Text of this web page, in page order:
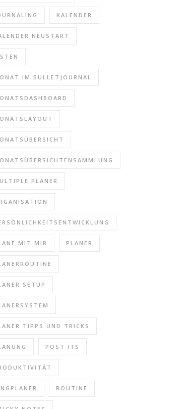
KALENDER
NEUSTART
IM BULLETJOURNAL
PLANER
MIT MIR PLANER
SETUP
TIPPS UND TRICKS
POST ITS
ROUTINE